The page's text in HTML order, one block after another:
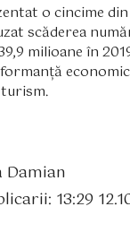
o cincime
scăderea
milioane în
Damian
13:29